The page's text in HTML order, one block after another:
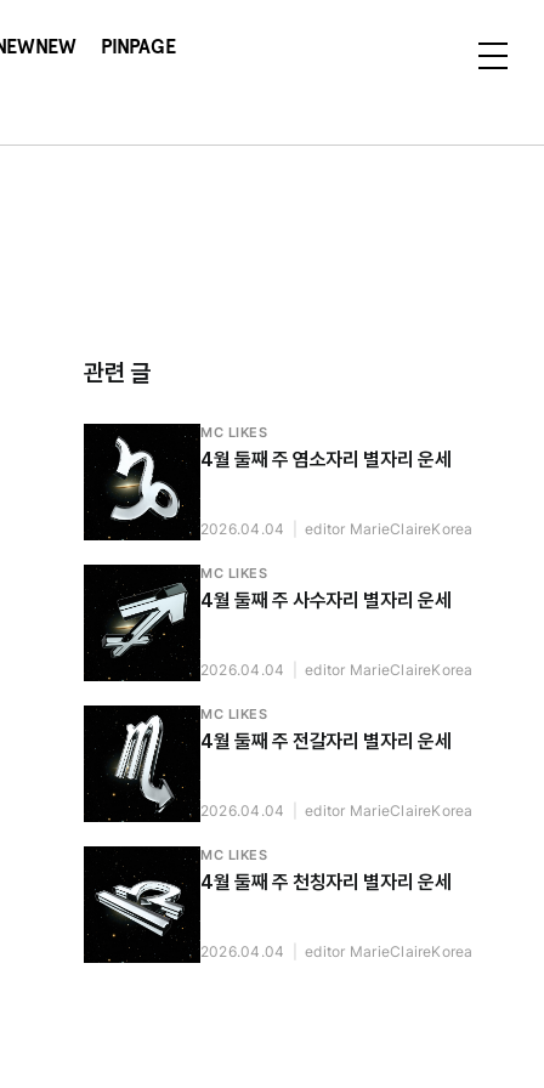
PINPAGE
관련 글
MC LIKES
4월 둘째 주 염소자리 별자리 운세
2026.04.04 editor MarieClaireKorea
MC LIKES
4월 둘째 주 사수자리 별자리 운세
2026.04.04 editor MarieClaireKorea
MC LIKES
4월 둘째 주 전갈자리 별자리 운세
2026.04.04 editor MarieClaireKorea
MC LIKES
4월 둘째 주 천칭자리 별자리 운세
2026.04.04 editor MarieClaireKorea